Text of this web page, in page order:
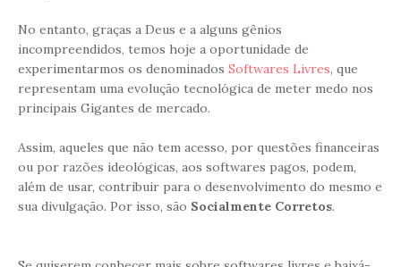
No entanto, graças a Deus e a alguns gênios
incompreendidos, temos hoje a oportunidade de
experimentarmos os denominados Softwares Livres, que
representam uma evolução tecnológica de meter medo nos
principais Gigantes de mercado.
Assim, aqueles que não tem acesso, por questões financeiras
ou por razões ideológicas, aos softwares pagos, podem,
além de usar, contribuir para o desenvolvimento do mesmo e
sua divulgação. Por isso, são Socialmente Corretos.